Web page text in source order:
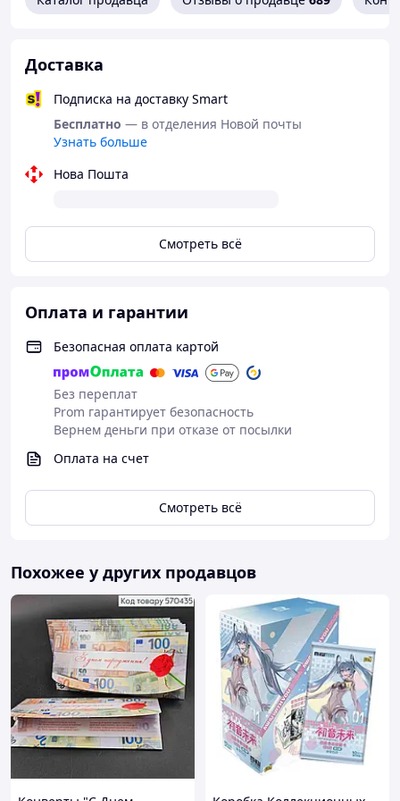
Доставка
Подписка на доставку Smart
Бесплатно — в отделения Новой почты
Узнать больше
Нова Пошта
Смотреть всё
Оплата и гарантии
Безопасная оплата картой
Без переплат
Prom гарантирует безопасность
Вернем деньги при отказе от посылки
Оплата на счет
Смотреть всё
Похожее у других продавцов